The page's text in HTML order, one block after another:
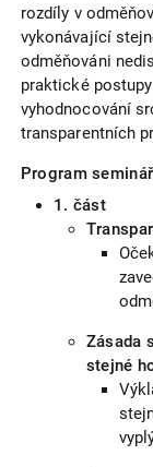
rozdíly v
vykonávající
odměňováni
praktické
vyhodnocování
transparentních
Program
1. část
Zásada
stejné